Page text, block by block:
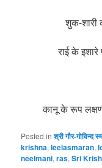
शुक-शारी
राई के इशारे
कानू के रूप
Posted in श्री गौर-गोविन्द
krishna,leelasmaran,
neelmani,ras,Sri